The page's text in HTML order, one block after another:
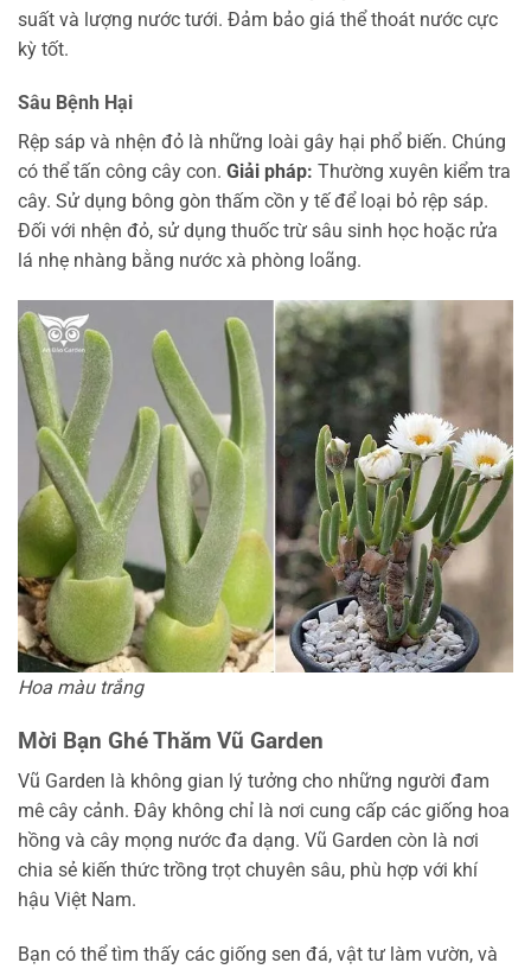
suất và lượng nước tưới. Đảm bảo giá thể thoát nước cực
kỳ tốt.
Sâu Bệnh Hại
Rệp sáp và nhện đỏ là những loài gây hại phổ biến. Chúng
có thể tấn công cây con. Giải pháp: Thường xuyên kiểm tra
cây. Sử dụng bông gòn thấm cồn y tế để loại bỏ rệp sáp.
Đối với nhện đỏ, sử dụng thuốc trừ sâu sinh học hoặc rửa
lá nhẹ nhàng bằng nước xà phòng loãng.
Hoa màu trắng
Mời Bạn Ghé Thăm Vũ Garden
Vũ Garden là không gian lý tưởng cho những người đam
mê cây cảnh. Đây không chỉ là nơi cung cấp các giống hoa
hồng và cây mọng nước đa dạng. Vũ Garden còn là nơi
chia sẻ kiến thức trồng trọt chuyên sâu, phù hợp với khí
hậu Việt Nam.
Bạn có thể tìm thấy các giống sen đá, vật tư làm vườn, và